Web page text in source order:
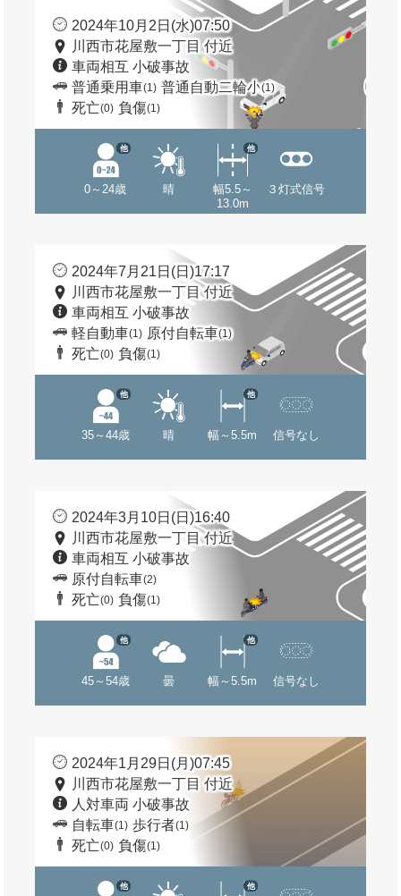
2024年10月2日(水)07:50
川西市花屋敷一丁目 付近
車両相互 小破事故
普通乗用車(1) 普通自動二輪小(1)
死亡(0) 負傷(1)
0～24歳
他
晴
幅5.5～
13.0m
他
３灯式信号
2024年7月21日(日)17:17
川西市花屋敷一丁目 付近
車両相互 小破事故
軽自動車(1) 原付自転車(1)
死亡(0) 負傷(1)
35～44歳
他
晴 幅～5.5m
他
信号なし
2024年3月10日(日)16:40
川西市花屋敷一丁目 付近
車両相互 小破事故
原付自転車(2)
死亡(0) 負傷(1)
45～54歳
他
曇 幅～5.5m
他
信号なし
2024年1月29日(月)07:45
川西市花屋敷一丁目 付近
人対車両 小破事故
自転車(1) 歩行者(1)
死亡(0) 負傷(1)
他 他